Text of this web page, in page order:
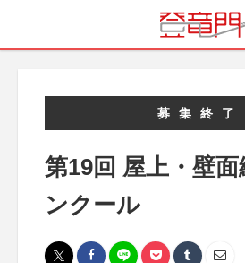
募集終了
第19回 屋上・壁面
ンクール